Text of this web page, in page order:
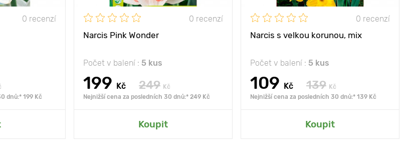
0 recenzí
dnů:* 199 Kč
0 recenzí
Narcis Pink Wonder
Počet v balení : 5 kus
199 Kč 249 Kč
Nejnižší cena za posledních 30 dnů:* 249 Kč
Koupit
0 recenzí
Narcis s velkou korunou, mix
Počet v balení : 5 kus
109 Kč 139 Kč
Nejnižší cena za posledních 30 dnů:* 139 Kč
Koupit